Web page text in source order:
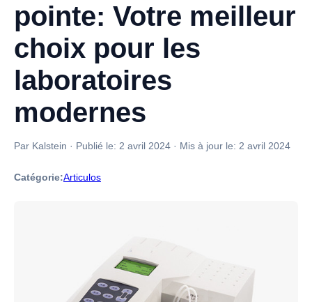
pointe: Votre meilleur
choix pour les
laboratoires
modernes
Par Kalstein · Publié le: 2 avril 2024 · Mis à jour le: 2 avril 2024
Catégorie:Articulos